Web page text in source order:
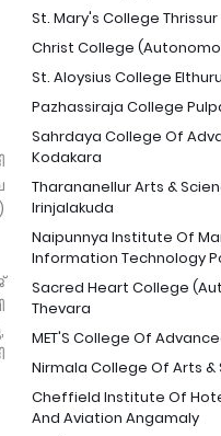
St. Mary's College Thrissur
Christ College
St. Aloysius College
Pazhassiraja College
Sahrdaya College Of
Kodakara
Tharananellur Arts &
Irinjalakuda
Naipunnya Institute Of
Information Technology
Sacred Heart College
Thevara
MET'S College Of
Nirmala College Of Arts
Cheffield Institute Of
And Aviation Angamaly